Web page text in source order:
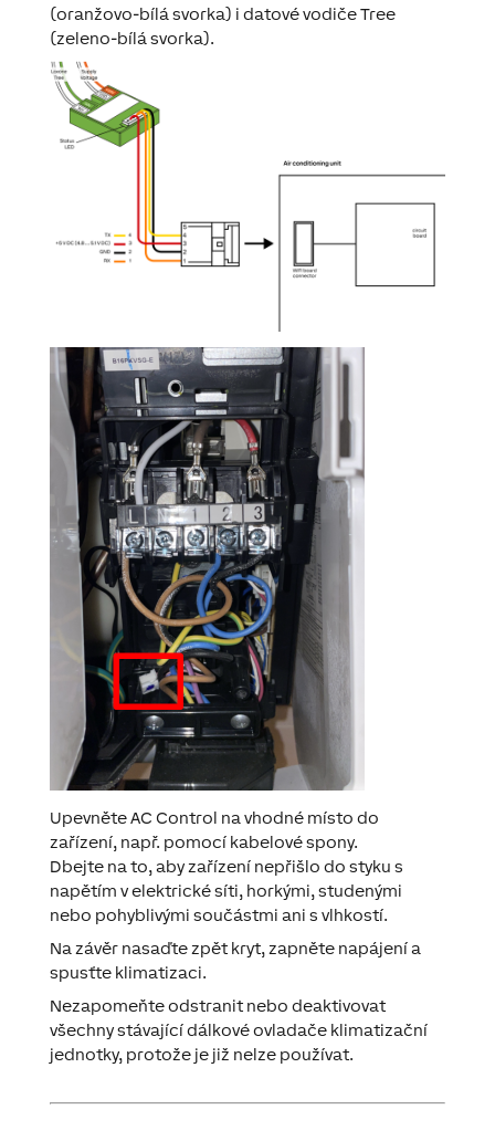
(oranžovo-bílá svorka) i datové vodiče Tree
(zeleno-bílá svorka).
Upevněte AC Control na vhodné místo do
zařízení, např. pomocí kabelové spony.
Dbejte na to, aby zařízení nepřišlo do styku s
napětím v elektrické síti, horkými, studenými
nebo pohyblivými součástmi ani s vlhkostí.
Na závěr nasaďte zpět kryt, zapněte napájení a
spusťte klimatizaci.
Nezapomeňte odstranit nebo deaktivovat
všechny stávající dálkové ovladače klimatizační
jednotky, protože je již nelze používat.